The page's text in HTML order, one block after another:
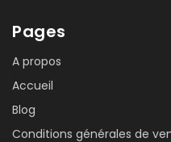
Pages
A propos
Accueil
Blog
Conditions générales de